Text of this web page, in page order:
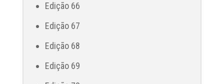
Edição 66
Edição 67
Edição 68
Edição 69